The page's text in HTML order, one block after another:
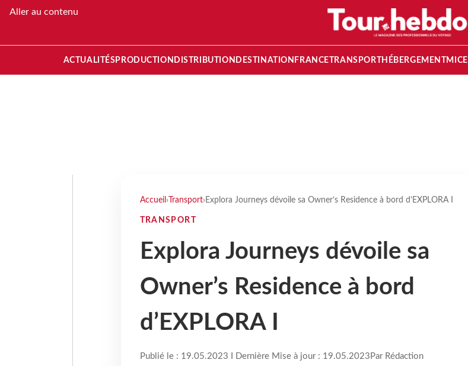
Aller au contenu
ACTUALITÉS PRODUCTION DISTRIBUTION DESTINATION FRANCETRANSPORT HÉBERGEMENTMICE
Accueil › Transport› Explora Journeys dévoile sa Owner’s Residence à bord d’EXPLORA I
TRANSPORT
Explora Journeys dévoile sa
Owner’s Residence à bord
d’EXPLORA I
Publié le : 19.05.2023 I Dernière Mise à jour : 19.05.2023 Par Rédaction